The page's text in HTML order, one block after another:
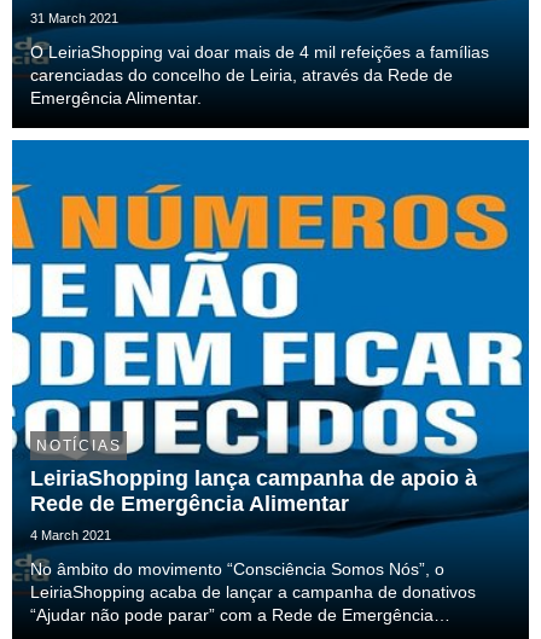
31 March 2021
O LeiriaShopping vai doar mais de 4 mil refeições a famílias
carenciadas do concelho de Leiria, através da Rede de
Emergência Alimentar.
NOTÍCIAS
LeiriaShopping lança campanha de apoio à
Rede de Emergência Alimentar
4 March 2021
No âmbito do movimento “Consciência Somos Nós”, o
LeiriaShopping acaba de lançar a campanha de donativos
“Ajudar não pode parar” com a Rede de Emergência